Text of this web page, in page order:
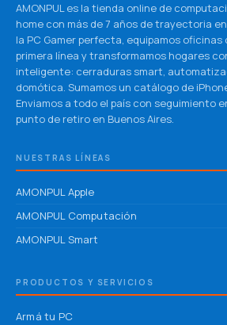
AMONPUL es la tienda online de
home con más de 7 años de trayectoria
la PC Gamer perfecta, equipamos
primera línea y transformamos hogares
inteligente: cerraduras smart,
domótica. Sumamos un catálogo de
Enviamos a todo el país con seguimiento
punto de retiro en Buenos Aires.
NUESTRAS LÍNEAS
AMONPUL Apple
AMONPUL Computación
AMONPUL Smart
PRODUCTOS Y SERVICIOS
Armá tu PC